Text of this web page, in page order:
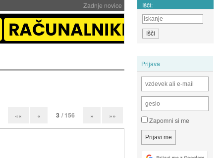
Zadnje novice Išči:
Prijava
Zapomni si me
«« « 3 / 156 » »»